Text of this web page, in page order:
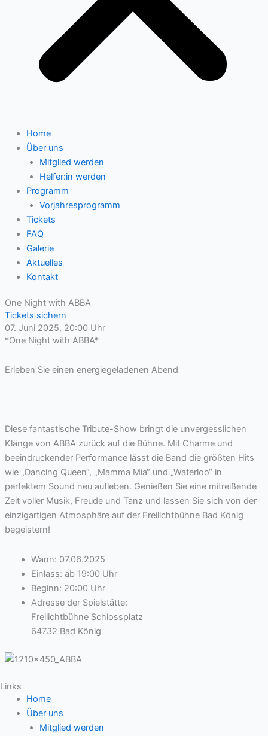
Home
Über uns
Mitglied werden
Helfer:in werden
Programm
Vorjahresprogramm
Tickets
FAQ
Galerie
Aktuelles
Kontakt
One Night with ABBA
Tickets sichern
07. Juni 2025, 20:00 Uhr
*One Night with ABBA*
Erleben Sie einen energiegeladenen Abend
Diese fantastische Tribute-Show bringt die unvergesslichen
Klänge von ABBA zurück auf die Bühne. Mit Charme und
beeindruckender Performance lässt die Band die größten Hits
wie „Dancing Queen“, „Mamma Mia“ und „Waterloo“ in
perfektem Sound neu aufleben. Genießen Sie eine mitreißende
Zeit voller Musik, Freude und Tanz und lassen Sie sich von der
einzigartigen Atmosphäre auf der Freilichtbühne Bad König
begeistern!
Wann: 07.06.2025
Einlass: ab 19:00 Uhr
Beginn: 20:00 Uhr
Adresse der Spielstätte:
Freilichtbühne Schlossplatz
64732 Bad König
Links
Home
Über uns
Mitglied werden